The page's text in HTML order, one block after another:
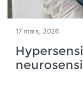
17 mars, 2026